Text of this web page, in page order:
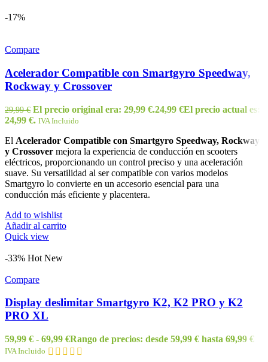
-17%
Compare
Acelerador Compatible con Smartgyro Speedway,
Rockway y Crossover
29,99€ El precio original era: 29,99 €.24,99 €El precio actual es:
24,99 €. IVA Incluido
El Acelerador Compatible con Smartgyro Speedway, Rockway
y Crossover mejora la experiencia de conducción en scooters
eléctricos, proporcionando un control preciso y una aceleración
suave. Su versatilidad al ser compatible con varios modelos
Smartgyro lo convierte en un accesorio esencial para una
conducción más eficiente y placentera.
Add to wishlist
Añadir al carrito
Quick view
-33% Hot New
Compare
Display deslimitar Smartgyro K2, K2 PRO y K2
PRO XL
59,99 € - 69,99 €Rango de precios: desde 59,99 € hasta 69,99 €
IVA Incluido